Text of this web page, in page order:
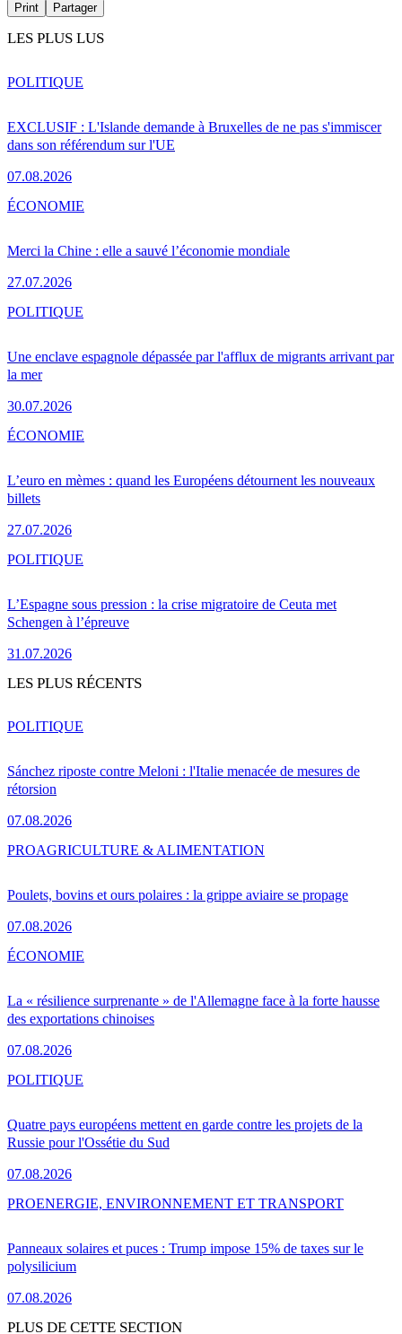
Print Partager
LES PLUS LUS
EXCLUSIF : L'Islande demande à Bruxelles de ne pas s'immiscer
dans son référendum sur l'UE
07.08.2026
POLITIQUE
Merci la Chine : elle a sauvé l’économie mondiale
27.07.2026
ÉCONOMIE
Une enclave espagnole dépassée par l'afflux de migrants arrivant par
la mer
30.07.2026
POLITIQUE
L’euro en mèmes : quand les Européens détournent les nouveaux
billets
27.07.2026
ÉCONOMIE
L’Espagne sous pression : la crise migratoire de Ceuta met
Schengen à l’épreuve
31.07.2026
POLITIQUE
LES PLUS RÉCENTS
Sánchez riposte contre Meloni : l'Italie menacée de mesures de
rétorsion
07.08.2026
POLITIQUE
Poulets, bovins et ours polaires : la grippe aviaire se propage
07.08.2026
PROAGRICULTURE & ALIMENTATION
La « résilience surprenante » de l'Allemagne face à la forte hausse
des exportations chinoises
07.08.2026
ÉCONOMIE
Quatre pays européens mettent en garde contre les projets de la
Russie pour l'Ossétie du Sud
07.08.2026
POLITIQUE
Panneaux solaires et puces : Trump impose 15% de taxes sur le
polysilicium
07.08.2026
PROENERGIE, ENVIRONNEMENT ET TRANSPORT
PLUS DE CETTE SECTION